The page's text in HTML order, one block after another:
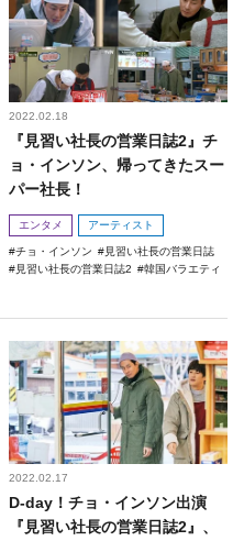
2022.02.18
『見習い社長の営業日誌2』チ
ョ・インソン、帰ってきたスー
パー社長！
エンタメ アーティスト
チョ・インソン
見習い社長の営業日誌
見習い社長の営業日誌2
韓国バラエティ
2022.02.17
D-day！チョ・インソン出演
『見習い社長の営業日誌2』、